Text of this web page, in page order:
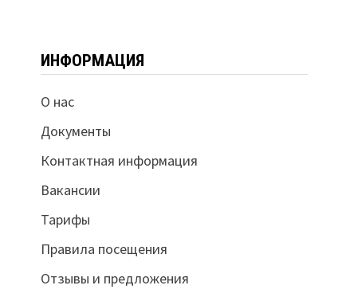
ИНФОРМАЦИЯ
О нас
Документы
Контактная информация
Вакансии
Тарифы
Правила посещения
Отзывы и предложения